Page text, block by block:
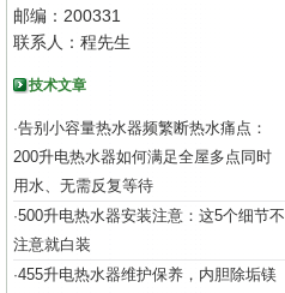
邮编：200331
联系人：程先生
技术文章
·告别小容量热水器频繁断热水痛点：
200升电热水器如何满足全屋多点同时
用水、无需反复等待
·500升电热水器安装注意：这5个细节不
注意就白装
·455升电热水器维护保养，内胆除垢镁